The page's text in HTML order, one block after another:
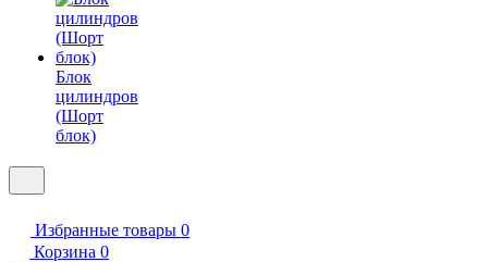
Блок
цилиндров
(Шорт
блок)
Избранные товары 0
Корзина 0